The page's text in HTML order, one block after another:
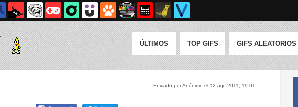
ÚLTIMOS TOP GIFS GIFS ALEATORIOS
Enviado por Anónimo el 12 ago 2011, 19:01